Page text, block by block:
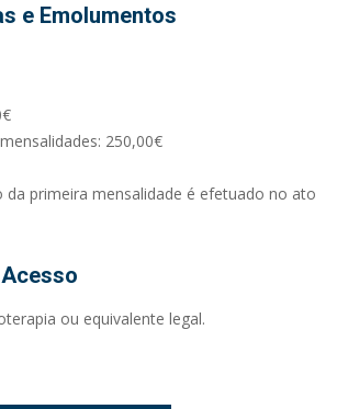
e Emolumentos
250,00€
da primeira mensalidade é efetuado no ato
ou equivalente legal.